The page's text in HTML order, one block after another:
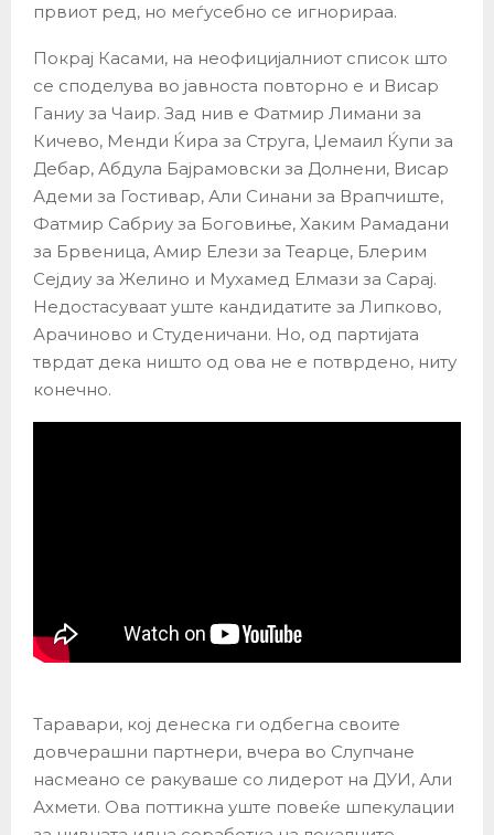
првиот ред, но меѓусебно се игнорираа.
Покрај Касами, на неофицијалниот список што
се споделува во јавноста повторно е и Висар
Ганиу за Чаир. Зад нив е Фатмир Лимани за
Кичево, Менди Ќира за Струга, Џемаил Ќупи за
Дебар, Абдула Бајрамовски за Долнени, Висар
Адеми за Гостивар, Али Синани за Врапчиште,
Фатмир Сабриу за Боговиње, Хаким Рамадани
за Брвеница, Амир Елези за Теарце, Блерим
Сејдиу за Желино и Мухамед Елмази за Сарај.
Недостасуваат уште кандидатите за Липково,
Арачиново и Студеничани. Но, од партијата
тврдат дека ништо од ова не е потврдено, ниту
конечно.
Таравари, кој денеска ги одбегна своите
довчерашни партнери, вчера во Слупчане
насмеано се ракуваше со лидерот на ДУИ, Али
Ахмети. Ова поттикна уште повеќе шпекулации